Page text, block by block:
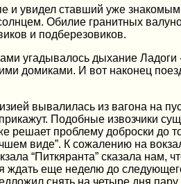
увидел ставший уже
Обилие гранитных
и подберезовиков.
угадывалось дыхание
домиками. И вот наконец
вывалилась из вагона на
Подобные извозчики
проблему доброски до
виде”. К сожалению на
“Питкяранта” сказала нам,
ждать еще неделю до